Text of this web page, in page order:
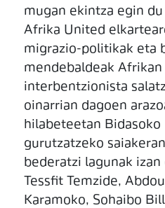
mugan ekintza egin
Afrika United
migrazio-politikak eta
mendebaldeak
interbentzionista
oinarrian dagoen
hilabeteetan Bidasoko
gurutzatzeko
bederatzi lagunak
Tessfit Temzide,
Karamoko, Sohaibo